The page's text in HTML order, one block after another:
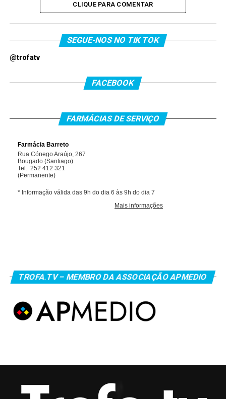
CLIQUE PARA COMENTAR
SEGUE-NOS NO TIK TOK
@trofatv
FACEBOOK
FARMÁCIAS DE SERVIÇO
TROFA.TV – MEMBRO DA ASSOCIAÇÃO APMEDIO